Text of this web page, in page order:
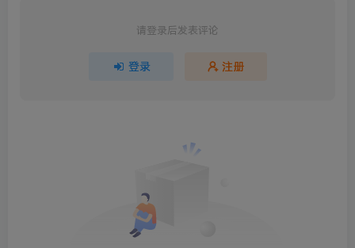
请登录后发表评论
登录 注册